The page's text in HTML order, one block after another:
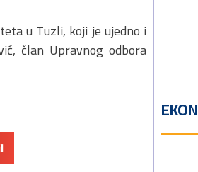
u Tuzli, koji je ujedno i
član Upravnog odbora